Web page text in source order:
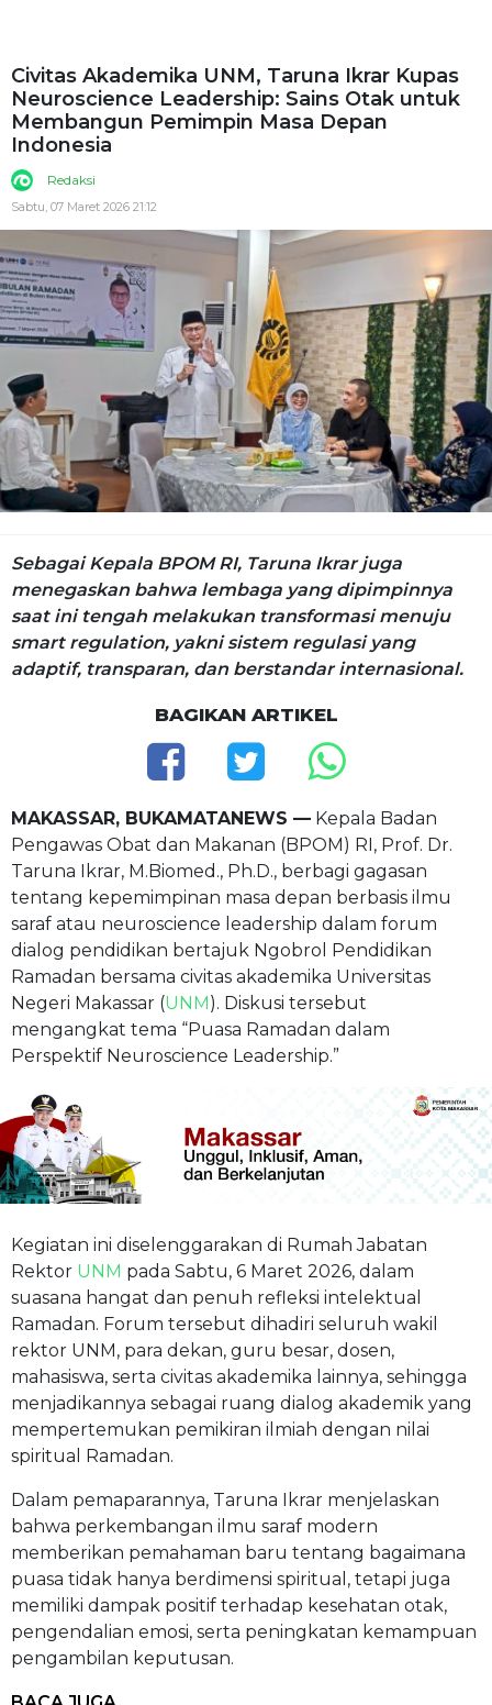
Civitas Akademika UNM, Taruna Ikrar Kupas
Neuroscience Leadership: Sains Otak untuk
Membangun Pemimpin Masa Depan
Indonesia
Redaksi
Sabtu, 07 Maret 2026 21:12
Sebagai Kepala BPOM RI, Taruna Ikrar juga
menegaskan bahwa lembaga yang dipimpinnya
saat ini tengah melakukan transformasi menuju
smart regulation, yakni sistem regulasi yang
adaptif, transparan, dan berstandar internasional.
BAGIKAN ARTIKEL
MAKASSAR, BUKAMATANEWS — Kepala Badan
Pengawas Obat dan Makanan (BPOM) RI, Prof. Dr.
Taruna Ikrar, M.Biomed., Ph.D., berbagi gagasan
tentang kepemimpinan masa depan berbasis ilmu
saraf atau neuroscience leadership dalam forum
dialog pendidikan bertajuk Ngobrol Pendidikan
Ramadan bersama civitas akademika Universitas
Negeri Makassar (UNM). Diskusi tersebut
mengangkat tema “Puasa Ramadan dalam
Perspektif Neuroscience Leadership.”
Kegiatan ini diselenggarakan di Rumah Jabatan
Rektor UNM pada Sabtu, 6 Maret 2026, dalam
suasana hangat dan penuh refleksi intelektual
Ramadan. Forum tersebut dihadiri seluruh wakil
rektor UNM, para dekan, guru besar, dosen,
mahasiswa, serta civitas akademika lainnya, sehingga
menjadikannya sebagai ruang dialog akademik yang
mempertemukan pemikiran ilmiah dengan nilai
spiritual Ramadan.
Dalam pemaparannya, Taruna Ikrar menjelaskan
bahwa perkembangan ilmu saraf modern
memberikan pemahaman baru tentang bagaimana
puasa tidak hanya berdimensi spiritual, tetapi juga
memiliki dampak positif terhadap kesehatan otak,
pengendalian emosi, serta peningkatan kemampuan
pengambilan keputusan.